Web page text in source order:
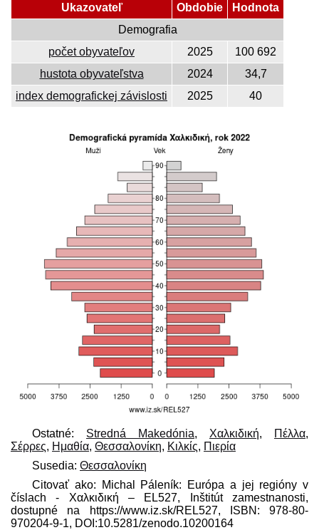
Ukazovateľ Obdobie
Hodnota
Demografia
počet obyvateľov
2025
100 692
hustota obyvateľstva
2024
34,7
index demografickej závislosti
2025 40
Ostatné: Stredná Makedónia, Χαλκιδική, Πέλλα,
Σέρρες, Ημαθία, Θεσσαλονίκη, Κιλκίς, Πιερία
Susedia: Θεσσαλονίκη
Citovať ako: Michal Páleník: Európa a jej regióny v
číslach - Χαλκιδική – EL527, Inštitút zamestnanosti,
dostupné na https://www.iz.sk/​REL527, ISBN: 978-80-
970204-9-1, DOI:10.5281/zenodo.10200164